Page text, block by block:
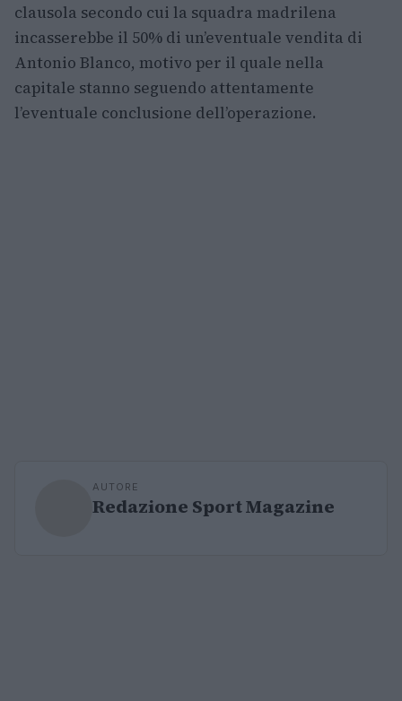
clausola secondo cui la squadra madrilena
incasserebbe il 50% di un’eventuale vendita di
Antonio Blanco, motivo per il quale nella
capitale stanno seguendo attentamente
l’eventuale conclusione dell’operazione.
AUTORE
Redazione Sport Magazine